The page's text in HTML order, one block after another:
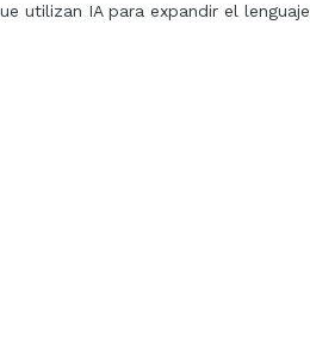
utilizan IA para expandir el